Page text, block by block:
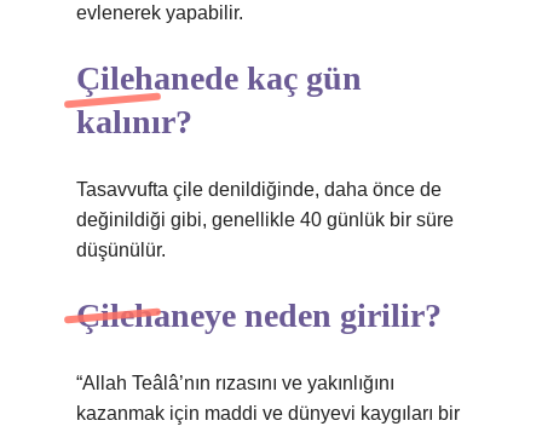
evlenerek yapabilir.
Çilehanede kaç gün
kalınır?
Tasavvufta çile denildiğinde, daha önce de
değinildiği gibi, genellikle 40 günlük bir süre
düşünülür.
Çilehaneye neden girilir?
“Allah Teâlâ’nın rızasını ve yakınlığını
kazanmak için maddi ve dünyevi kaygıları bir